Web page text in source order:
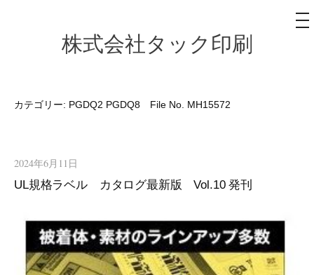
ッ
株式会社タック印刷
メ
ニ
カテゴリー: PGDQ2 PGDQ8 File No. MH15572
2024年6月11日
UL規格ラベル カタログ最新版 Vol.10 発刊